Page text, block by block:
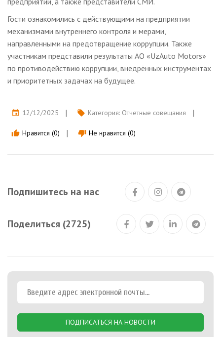
Гости ознакомились с действующими на предприятии
механизмами внутреннего контроля и мерами,
направленными на предотвращение коррупции. Также
участникам представили результаты АО «UzAuto Motors»
по противодействию коррупции, внедрённых инструментах
и приоритетных задачах на будущее.
event 12/12/2025 local_offer Категория: Отчетные совещания
thumb_up Нравится (0) thumb_down Не нравится (0)
Подпишитесь на нас
Поделиться (2725)
ПОДПИСАТЬСЯ НА НОВОСТИ